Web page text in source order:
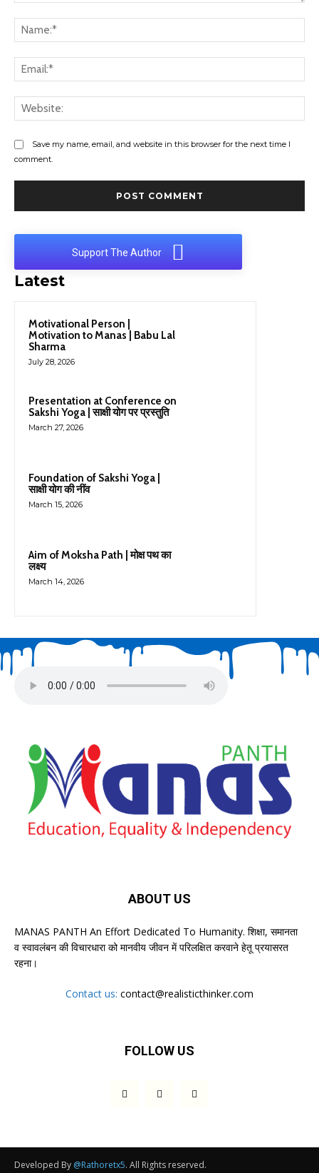
Save my name, email, and website in this browser for the next time I
comment.
Support The Author
Latest
Motivational Person |
Motivation to Manas | Babu Lal
Sharma
July 28, 2026
Presentation at Conference on
Sakshi Yoga | साक्षी योग पर प्रस्तुति
March 27, 2026
Foundation of Sakshi Yoga |
साक्षी योग की नींव
March 15, 2026
Aim of Moksha Path | मोक्ष पथ का
लक्ष्य
March 14, 2026
ABOUT US
MANAS PANTH An Effort Dedicated To Humanity. शिक्षा, समानता
व स्वावलंबन की विचारधारा को मानवीय जीवन में परिलक्षित करवाने हेतू प्रयासरत
रहना।
Contact us: contact@realisticthinker.com
FOLLOW US
Developed By @Rathoretx5. All Rights reserved.